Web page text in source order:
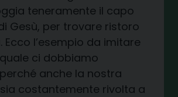
teneramente il capo
Gesù, per trovare ristoro
Ecco l’esempio da imitare
ci dobbiamo
anche la nostra
costantemente rivolta a